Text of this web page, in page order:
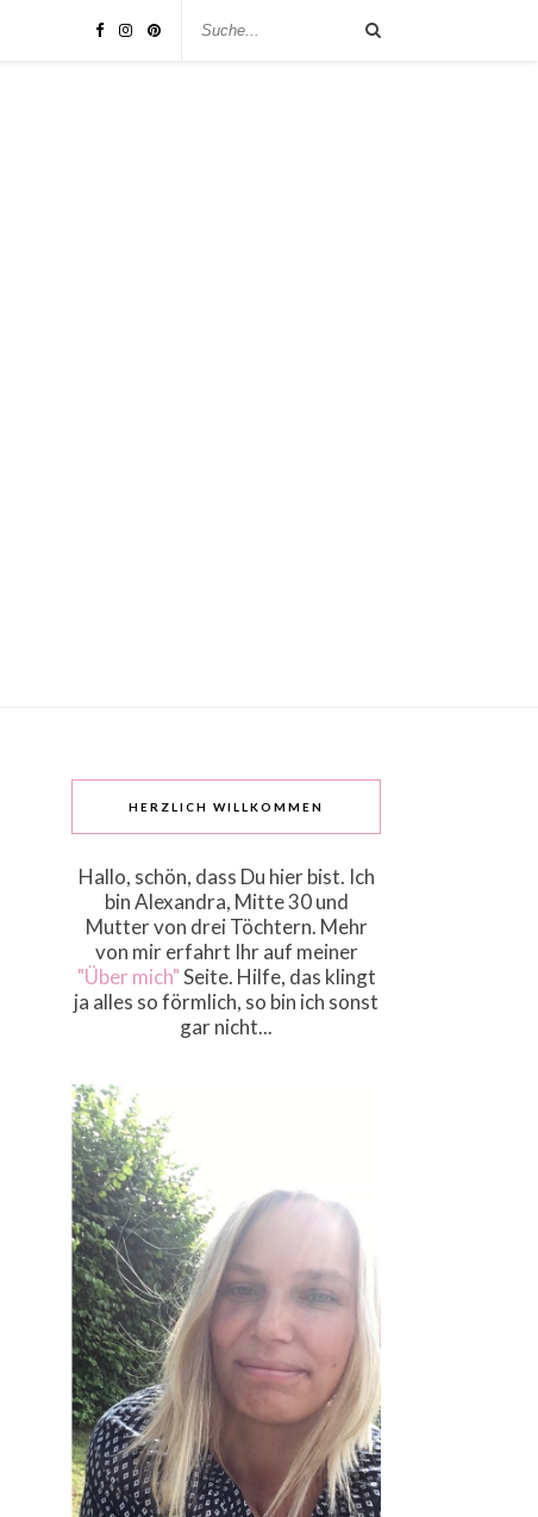
HERZLICH WILLKOMMEN
Hallo, schön, dass Du hier bist. Ich
bin Alexandra, Mitte 30 und
Mutter von drei Töchtern. Mehr
von mir erfahrt Ihr auf meiner
"Über mich"Seite. Hilfe, das klingt
ja alles so förmlich, so bin ich sonst
gar nicht...